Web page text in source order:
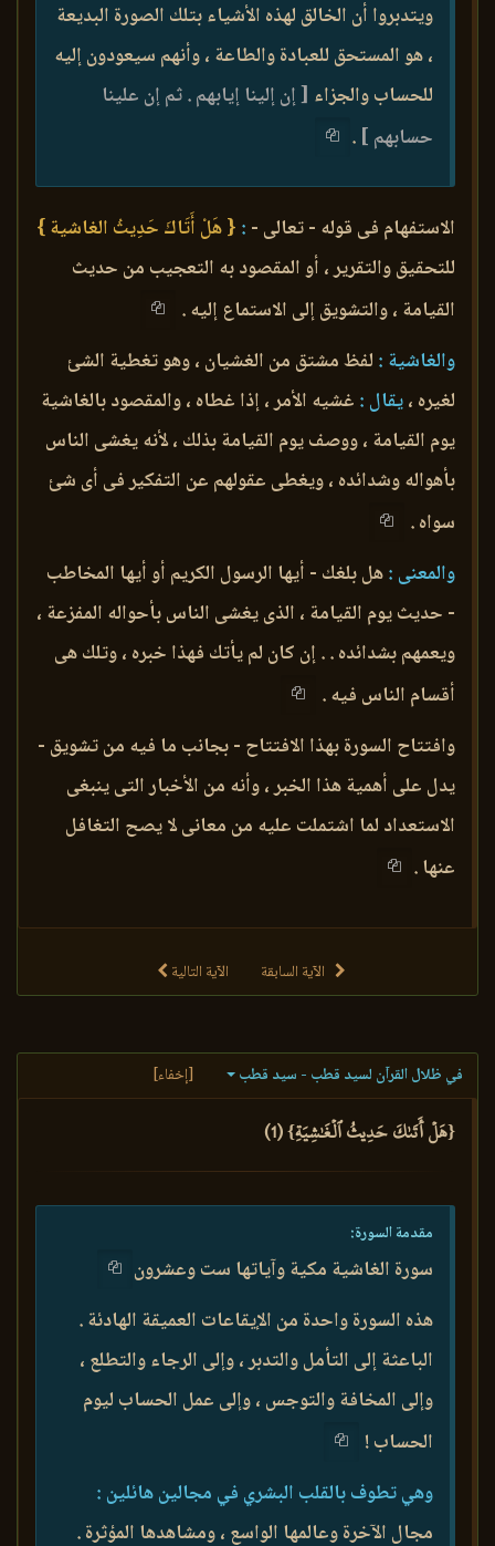
ويتدبروا أن الخالق لهذه الأشياء بتلك الصورة البديعة
، هو المستحق للعبادة والطاعة ، وأنهم سيعودون إليه
للحساب والجزاء [ إن إلينا إيابهم . ثم إن علينا
حسابهم ] .
الاستفهام فى قوله - تعالى - : { هَلْ أَتَاكَ حَدِيثُ الغاشية }
للتحقيق والتقرير ، أو المقصود به التعجيب من حديث
القيامة ، والتشويق إلى الاستماع إليه .
والغاشية : لفظ مشتق من الغشيان ، وهو تغطية الشئ
لغيره ،يقال : غشيه الأمر ، إذا غطاه ، والمقصود بالغاشية
يوم القيامة ، ووصف يوم القيامة بذلك ، لأنه يغشى الناس
بأهواله وشدائده ، ويغطى عقولهم عن التفكير فى أى شئ
سواه .
والمعنى :هل بلغك - أيها الرسول الكريم أو أيها المخاطب
- حديث يوم القيامة ، الذى يغشى الناس بأحواله المفزعة ،
ويعمهم بشدائده . . إن كان لم يأتك فهذا خبره ، وتلك هى
أقسام الناس فيه .
وافتتاح السورة بهذا الافتتاح - بجانب ما فيه من تشويق -
يدل على أهمية هذا الخبر ، وأنه من الأخبار التى ينبغى
الاستعداد لما اشتملت عليه من معانى لا يصح التغافل
عنها .
الآية السابقة الآية التالية
في ظلال القرآن لسيد قطب - سيد قطب [إخفاء]
{هَلۡ أَتَىٰكَ حَدِيثُ ٱلۡغَٰشِيَةِ} (1)
مقدمة السورة:
سورة الغاشية مكية وآياتها ست وعشرون
هذه السورة واحدة من الإيقاعات العميقة الهادئة .
الباعثة إلى التأمل والتدبر ، وإلى الرجاء والتطلع ،
وإلى المخافة والتوجس ، وإلى عمل الحساب ليوم
الحساب !
وهي تطوف بالقلب البشري في مجالين هائلين :
مجال الآخرة وعالمها الواسع ، ومشاهدها المؤثرة .